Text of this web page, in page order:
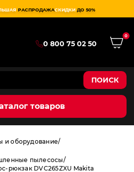
РАСПРОДАЖАСКИДКИ ДО 50%
0 800 75 02 50
0
ПОИСК
товаров
и оборудование
пылесосы
рюкзак DVC265ZXU Makita